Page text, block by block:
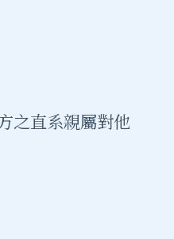
之直系親屬對他